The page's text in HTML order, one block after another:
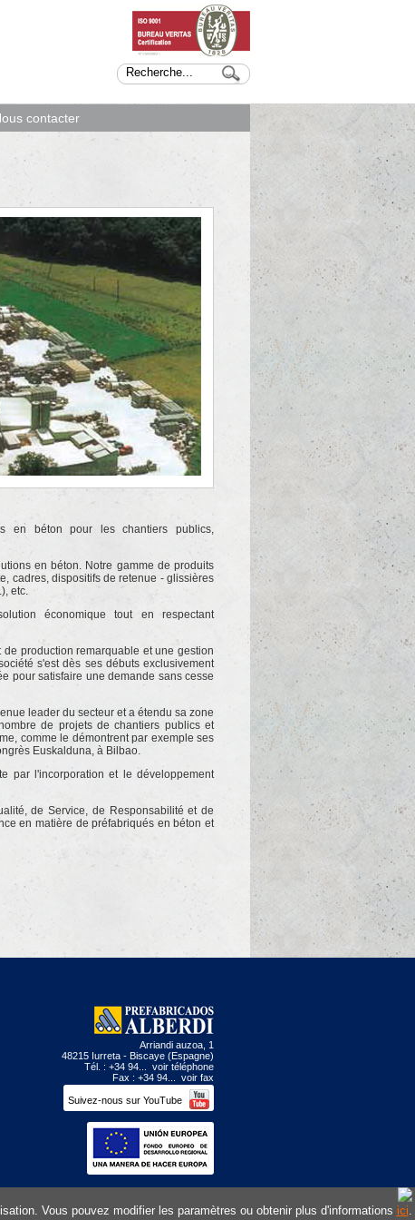
contacter
en béton pour les chantiers publics,
en béton. Notre gamme de produits
cadres, dispositifs de retenue - glissières
etc.
économique tout en respectant
production remarquable et une gestion
s'est dès ses débuts exclusivement
pour satisfaire une demande sans cesse
leader du secteur et a étendu sa zone
de projets de chantiers publics et
comme le démontrent par exemple ses
Euskalduna, à Bilbao.
par l'incorporation et le développement
de Service, de Responsabilité et de
en matière de préfabriqués en béton et
Vous pouvez modifier les paramètres ou obtenir plus d'informations ici.
Arriandi auzoa, 1
48215 Iurreta - Biscaye (Espagne)
Tél. : +34 94... voir téléphone
Fax : +34 94... voir fax
Suivez-nous sur YouTube
et développé par DMacroweb